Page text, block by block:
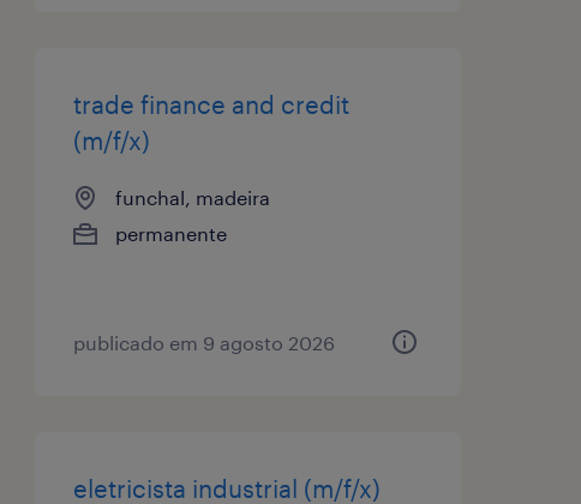
trade finance and credit
(m/f/x)
funchal, madeira
permanente
publicado em 9 agosto 2026
eletricista industrial (m/f/x)